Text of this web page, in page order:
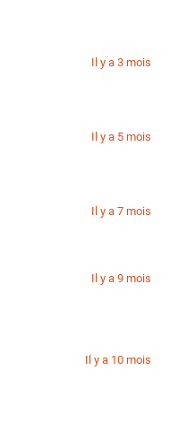
Il y a 3 mois
Il y a 5 mois
Il y a 7 mois
Il y a 9 mois
Il y a 10 mois